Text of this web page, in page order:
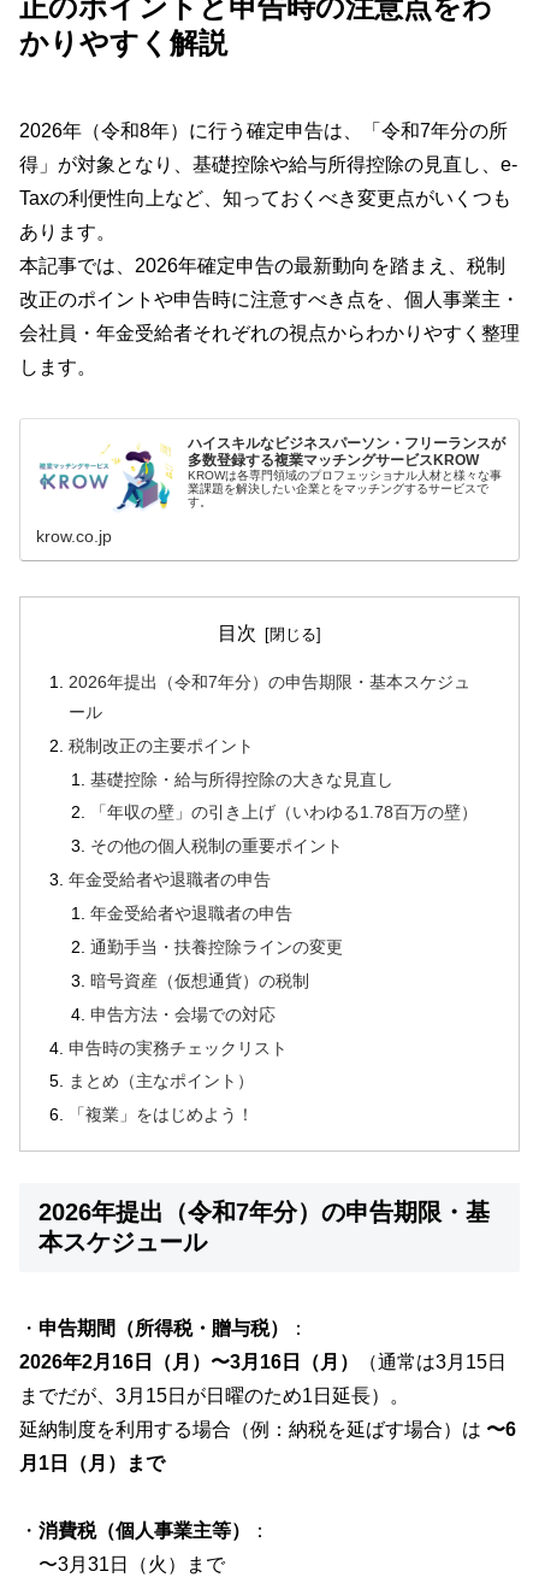
正のポイントと申告時の注意点をわ
かりやすく解説
2026年（令和8年）に行う確定申告は、「令和7年分の所
得」が対象となり、基礎控除や給与所得控除の見直し、e-
Taxの利便性向上など、知っておくべき変更点がいくつも
あります。
本記事では、2026年確定申告の最新動向を踏まえ、税制
改正のポイントや申告時に注意すべき点を、個人事業主・
会社員・年金受給者それぞれの視点からわかりやすく整理
します。
ハイスキルなビジネスパーソン・フリーランスが
多数登録する複業マッチングサービスKROW
KROWは各専門領域のプロフェッショナル人材と様々な事
業課題を解決したい企業とをマッチングするサービスで
す。
krow.co.jp
目次
2026年提出（令和7年分）の申告期限・基本スケジュ
ール
税制改正の主要ポイント
基礎控除・給与所得控除の大きな見直し
「年収の壁」の引き上げ（いわゆる1.78百万の壁）
その他の個人税制の重要ポイント
年金受給者や退職者の申告
年金受給者や退職者の申告
通勤手当・扶養控除ラインの変更
暗号資産（仮想通貨）の税制
申告方法・会場での対応
申告時の実務チェックリスト
まとめ（主なポイント）
「複業」をはじめよう！
2026年提出（令和7年分）の申告期限・基
本スケジュール
・ 申告期間（所得税・贈与税）
：
2026年2月16日（月）〜3月16日（月）
（通常は3月15日
までだが、3月15日が日曜のため1日延長）。
延納制度を利用する場合（例：納税を延ばす場合）は 〜6
月1日（月）まで
・ 消費税（個人事業主等）
：
〜3月31日（火）まで